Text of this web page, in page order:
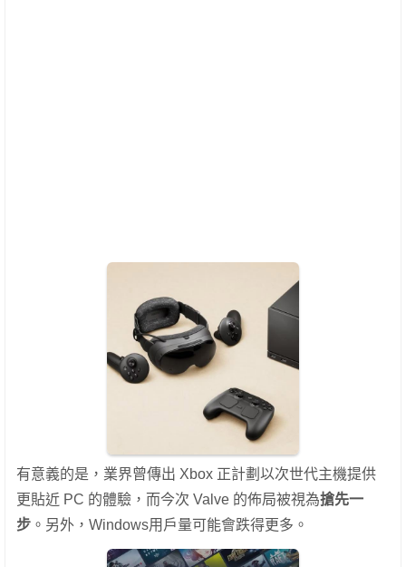
有意義的是，業界曾傳出 Xbox 正計劃以次世代主機提供
更貼近 PC 的體驗，而今次 Valve 的佈局被視為搶先一
步 。另外，Windows用戶量可能會跌得更多。